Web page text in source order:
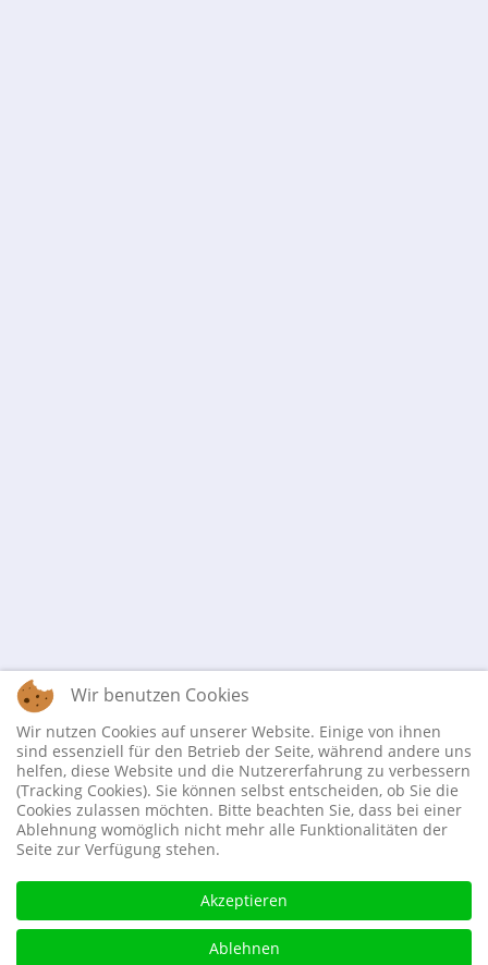
Wir benutzen Cookies
Wir nutzen Cookies auf unserer Website. Einige von ihnen
sind essenziell für den Betrieb der Seite, während andere uns
helfen, diese Website und die Nutzererfahrung zu verbessern
(Tracking Cookies). Sie können selbst entscheiden, ob Sie die
Cookies zulassen möchten. Bitte beachten Sie, dass bei einer
Ablehnung womöglich nicht mehr alle Funktionalitäten der
Seite zur Verfügung stehen.
Akzeptieren
Ablehnen